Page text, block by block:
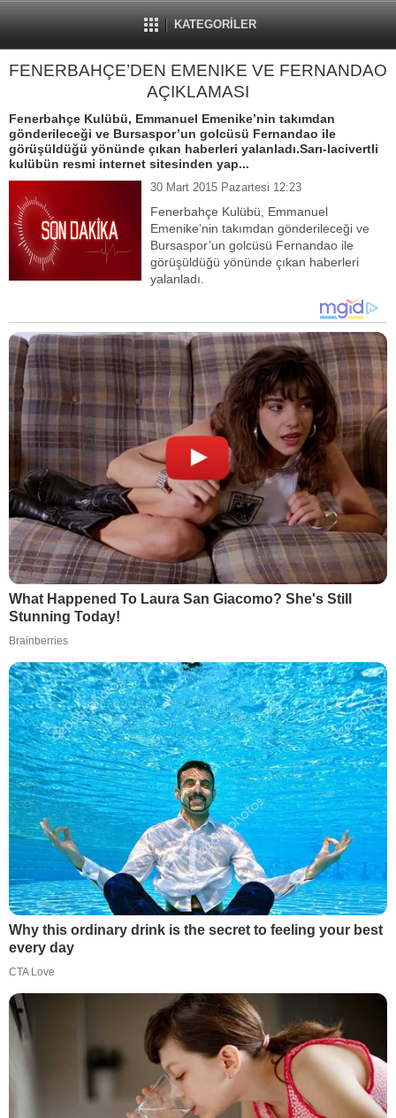
KATEGORİLER
FENERBAHÇE’DEN EMENIKE VE FERNANDAO
AÇIKLAMASI
Fenerbahçe Kulübü, Emmanuel Emenike’nin takımdan
gönderileceği ve Bursaspor’un golcüsü Fernandao ile
görüşüldüğü yönünde çıkan haberleri yalanladı.Sarı-lacivertli
kulübün resmi internet sitesinden yap...
30 Mart 2015 Pazartesi 12:23
Fenerbahçe Kulübü, Emmanuel
Emenike’nin takımdan gönderileceği ve
Bursaspor’un golcüsü Fernandao ile
görüşüldüğü yönünde çıkan haberleri
yalanladı.